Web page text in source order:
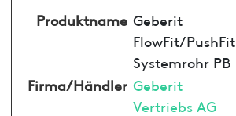
Produktname Geberit
FlowFit/PushFit
Systemrohr PB
Firma/Händler Geberit
Vertriebs AG